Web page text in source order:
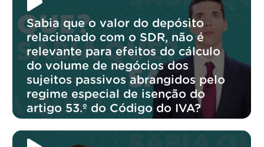
Sabia que o valor do depósito
relacionado com o SDR, não é
relevante para efeitos do cálculo
do volume de negócios dos
sujeitos passivos abrangidos pelo
regime especial de isenção do
artigo 53.º do Código do IVA?